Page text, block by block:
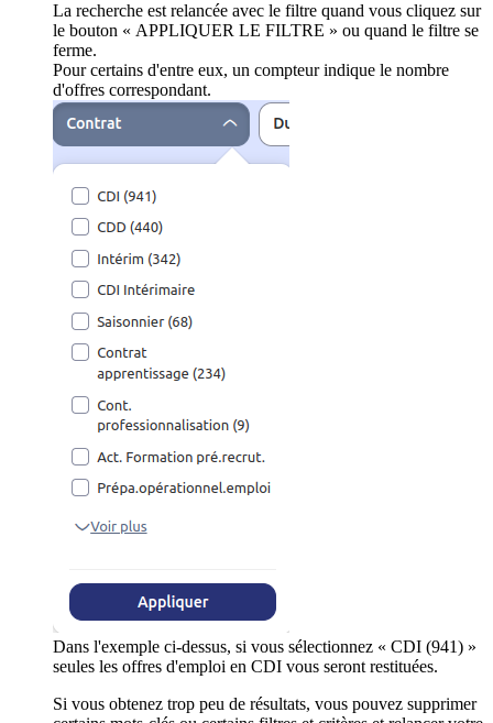
La recherche est relancée avec le filtre quand vous cliquez sur
le bouton « APPLIQUER LE FILTRE » ou quand le filtre se
ferme.
Pour certains d'entre eux, un compteur indique le nombre
d'offres correspondant.
Dans l'exemple ci-dessus, si vous sélectionnez « CDI (941) »
seules les offres d'emploi en CDI vous seront restituées.
Si vous obtenez trop peu de résultats, vous pouvez supprimer